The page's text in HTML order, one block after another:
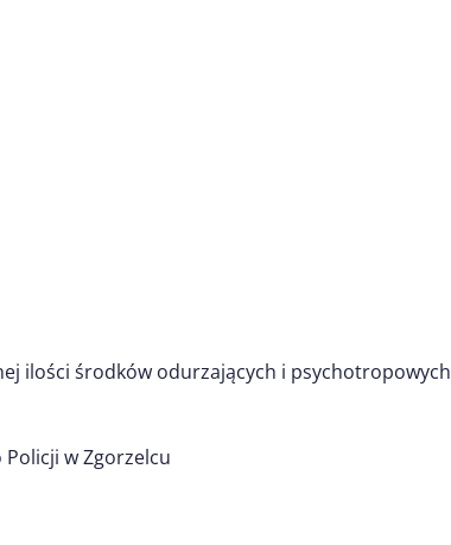
ilości środków odurzających i psychotropowych
w Zgorzelcu